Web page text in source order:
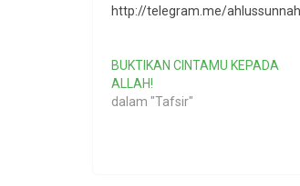
http://telegram.me/
BUKTIKAN CINTAMU KEPADA
ALLAH!
dalam "Tafsir"